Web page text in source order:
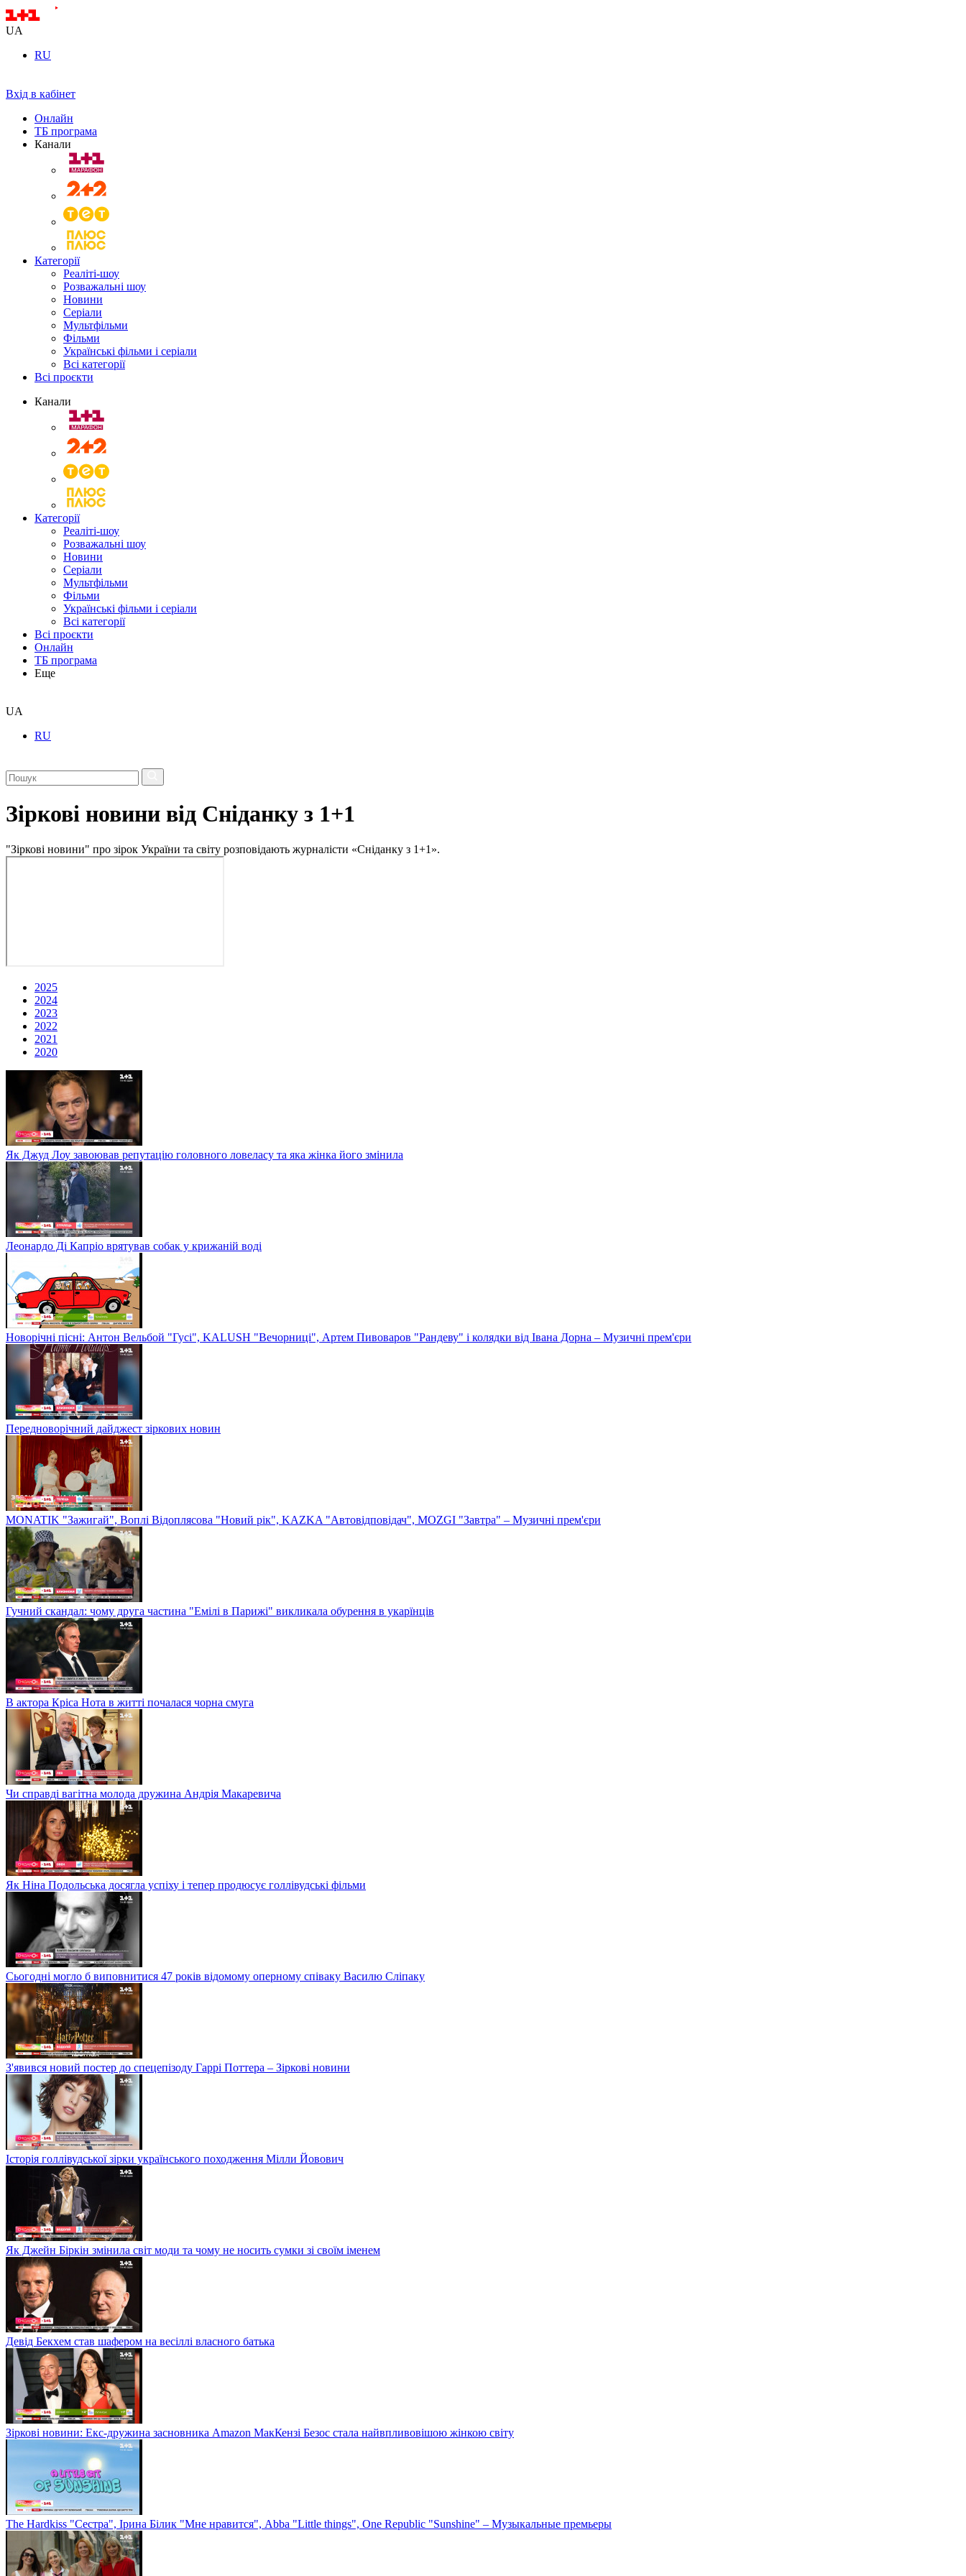
UA
RU
Вхід в кабінет
Онлайн
ТБ програма
Канали
Категорії
Реаліті-шоу
Розважальні шоу
Новини
Серіали
Мультфільми
Фільми
Українські фільми і серіали
Всі категорії
Всі проєкти
Канали
Категорії
Реаліті-шоу
Розважальні шоу
Новини
Серіали
Мультфільми
Фільми
Українські фільми і серіали
Всі категорії
Всі проєкти
Онлайн
ТБ програма
Еще
UA
RU
Зіркові новини від Сніданку з 1+1
"Зіркові новини" про зірок України та світу розповідають журналісти «Сніданку з 1+1».
2025
2024
2023
2022
2021
2020
Як Джуд Лоу завоював репутацію головного ловеласу та яка жінка його змінила
Леонардо Ді Капріо врятував собак у крижаній воді
Новорічні пісні: Антон Вельбой "Гусі", KALUSH "Вечорниці", Артем Пивоваров "Рандеву" і колядки від Івана Дорна – Музичні прем'єри
Передноворічний дайджест зіркових новин
MONATIK "Зажигай", Воплі Відоплясова "Новий рік", KAZKA "Автовідповідач", MOZGI "Завтра" – Музичні прем'єри
Гучний скандал: чому друга частина "Емілі в Парижі" викликала обурення в укарїнців
В актора Кріса Нота в житті почалася чорна смуга
Чи справді вагітна молода дружина Андрія Макаревича
Як Ніна Подольська досягла успіху і тепер продюсує голлівудські фільми
Сьогодні могло б виповнитися 47 років відомому оперному співаку Василю Сліпаку
З'явився новий постер до спецепізоду Гаррі Поттера – Зіркові новини
Історія голлівудської зірки українського походження Мілли Йовович
Як Джейн Біркін змінила світ моди та чому не носить сумки зі своїм іменем
Девід Бекхем став шафером на весіллі власного батька
Зіркові новини: Екс-дружина засновника Amazon МакКензі Безос стала найвпливовішою жінкою світу
The Hardkiss "Сестра", Ірина Білик "Мне нравится", Abba "Little things", One Republic "Sunshine" – Музыкальные премьеры